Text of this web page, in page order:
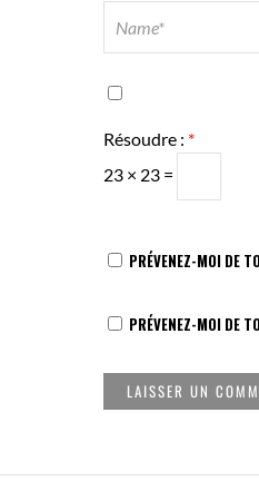
Résoudre : *
23 × 23 =
PRÉVENEZ-MOI DE
PRÉVENEZ-MOI DE